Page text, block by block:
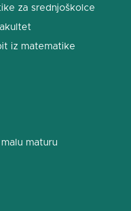
za srednjoškolce
iz matematike
maturu